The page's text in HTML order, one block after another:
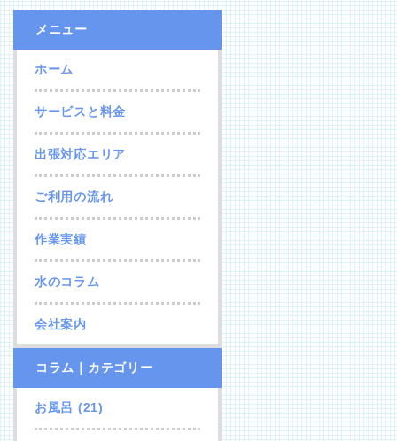
メニュー
ホーム
サービスと料金
出張対応エリア
ご利用の流れ
作業実績
水のコラム
会社案内
コラム｜カテゴリー
お風呂 (21)